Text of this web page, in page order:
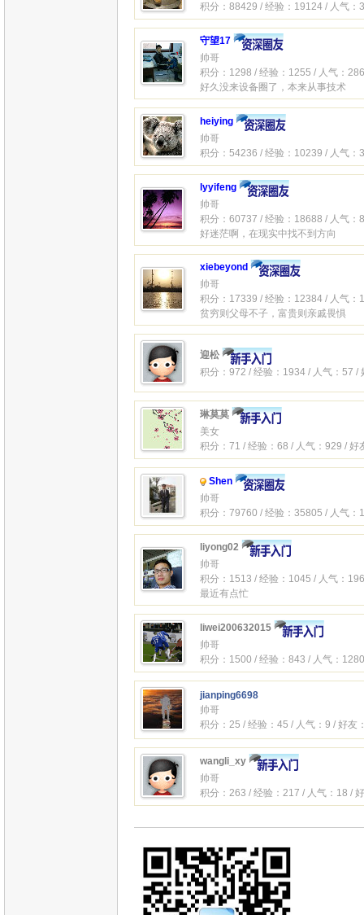
积分：88429 / 经验：19124 / 人气：
守望17
帅哥
积分：1298 / 经验：1255 / 人气：
好久没来设备圈了，本来从事技术
heiying
帅哥
积分：54236 / 经验：10239 / 人气：
lyyifeng
帅哥
积分：60737 / 经验：18688 / 人气：
好迷茫啊，在现实中找不到方向
xiebeyond
帅哥
积分：17339 / 经验：12384 / 人气：
贫穷则父母不子，富贵则亲戚畏惧
迎松
积分：972 / 经验：1934 / 人气：57 /
琳莫莫
美女
积分：71 / 经验：68 / 人气：929 / 好
Shen
帅哥
积分：79760 / 经验：35805 / 人气：
liyong02
帅哥
积分：1513 / 经验：1045 / 人气：
最近有点忙
liwei200632015
帅哥
积分：1500 / 经验：843 / 人气：
jianping6698
帅哥
积分：25 / 经验：45 / 人气：9 / 好友
wangli_xy
帅哥
积分：263 / 经验：217 / 人气：18 /